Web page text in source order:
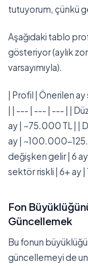
tutuyorum, çünkü
Aşağıdaki tablo
gösteriyor (aylık
varsayımıyla).
| Profil | Önerilen
| | --- | --- | --- | |
ay | ~75.000 TL | |
ay | ~100.000-
değişken gelir | 6
sektör riskli | 6+ ay |
Fon
Güncellemek
Bu fonun
güncellemeyi de